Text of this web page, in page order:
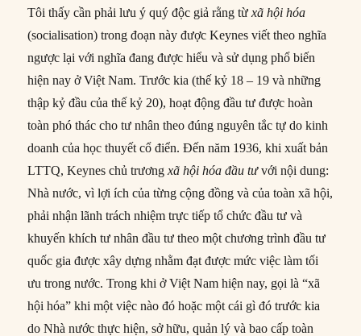
Tôi thấy cần phải lưu ý quý độc giả rằng từxã hội hóa
(socialisation) trong đoạn này được Keynes viết theo nghĩa
ngược lại với nghĩa đang được hiểu và sử dụng phổ biến
hiện nay ở Việt Nam. Trước kia (thế kỷ 18 – 19 và những
thập kỷ đầu của thế kỷ 20), hoạt động đầu tư được hoàn
toàn phó thác cho tư nhân theo đúng nguyên tắc tự do kinh
doanh của học thuyết cổ điển. Đến năm 1936, khi xuất bản
LTTQ, Keynes chủ trươngxã hội hóa đầu tưvới nội dung:
Nhà nước, vì lợi ích của từng cộng đồng và của toàn xã hội,
phải nhận lãnh trách nhiệm trực tiếp tổ chức đầu tư và
khuyến khích tư nhân đầu tư theo một chương trình đầu tư
quốc gia được xây dựng nhằm đạt được mức việc làm tối
ưu trong nước. Trong khi ở Việt Nam hiện nay, gọi là “xã
hội hóa” khi một việc nào đó hoặc một cái gì đó trước kia
do Nhà nước thực hiện, sở hữu, quản lý và bao cấp toàn